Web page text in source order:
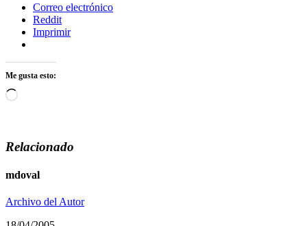
Correo electrónico
Reddit
Imprimir
Me gusta esto:
Cargando...
Relacionado
mdoval
Archivo del Autor